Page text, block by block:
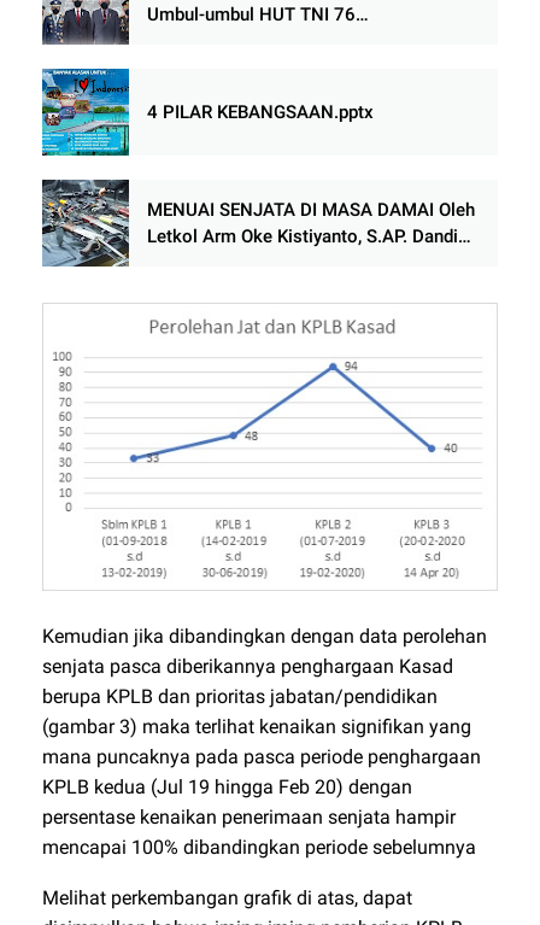
Umbul-umbul HUT TNI 76
4 PILAR KEBANGSAAN.pptx
MENUAI SENJATA DI MASA DAMAI Oleh
Letkol Arm Oke Kistiyanto, S.AP. Dandim
Kemudian jika dibandingkan dengan data perolehan
senjata pasca diberikannya penghargaan Kasad
berupa KPLB dan prioritas jabatan/pendidikan
(gambar 3) maka terlihat kenaikan signifikan yang
mana puncaknya pada pasca periode penghargaan
KPLB kedua (Jul 19 hingga Feb 20) dengan
persentase kenaikan penerimaan senjata hampir
mencapai 100% dibandingkan periode sebelumnya
Melihat perkembangan grafik di atas, dapat